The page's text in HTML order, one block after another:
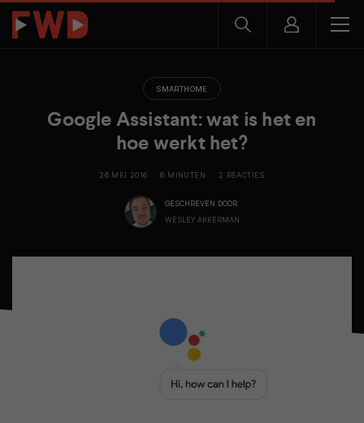
SMARTHOME
Google Assistant: wat is het en
hoe werkt het?
26 MEI 2016 6 MINUTEN 2 REACTIES
GESCHREVEN DOOR
WESLEY AKKERMAN